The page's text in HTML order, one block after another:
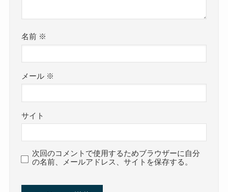
名前 ※
メール ※
サイト
次回のコメントで使用するためブラウザーに自分
の名前、メールアドレス、サイトを保存する。